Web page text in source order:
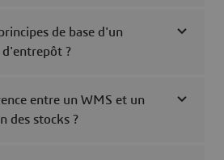
de base d'un
d'entrepôt ?
entre un WMS et un
des stocks ?